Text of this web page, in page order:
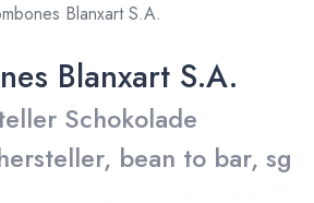
Blanxart S.A.
Blanxart S.A.
Schokolade
bean to bar, sg